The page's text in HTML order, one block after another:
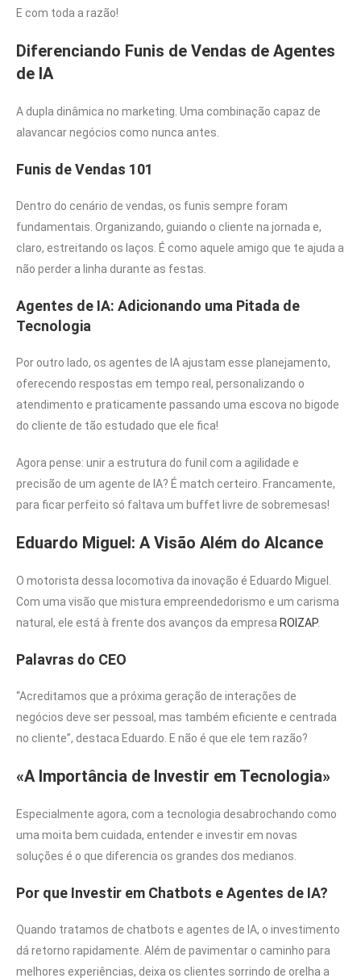
E com toda a razão!
Diferenciando Funis de Vendas de Agentes
de IA
A dupla dinâmica no marketing. Uma combinação capaz de
alavancar negócios como nunca antes.
Funis de Vendas 101
Dentro do cenário de vendas, os funis sempre foram
fundamentais. Organizando, guiando o cliente na jornada e,
claro, estreitando os laços. É como aquele amigo que te ajuda a
não perder a linha durante as festas.
Agentes de IA: Adicionando uma Pitada de
Tecnologia
Por outro lado, os agentes de IA ajustam esse planejamento,
oferecendo respostas em tempo real, personalizando o
atendimento e praticamente passando uma escova no bigode
do cliente de tão estudado que ele fica!
Agora pense: unir a estrutura do funil com a agilidade e
precisão de um agente de IA? É match certeiro. Francamente,
para ficar perfeito só faltava um buffet livre de sobremesas!
Eduardo Miguel: A Visão Além do Alcance
O motorista dessa locomotiva da inovação é Eduardo Miguel.
Com uma visão que mistura empreendedorismo e um carisma
natural, ele está à frente dos avanços da empresa ROIZAP.
Palavras do CEO
“Acreditamos que a próxima geração de interações de
negócios deve ser pessoal, mas também eficiente e centrada
no cliente”, destaca Eduardo. E não é que ele tem razão?
«A Importância de Investir em Tecnologia»
Especialmente agora, com a tecnologia desabrochando como
uma moita bem cuidada, entender e investir em novas
soluções é o que diferencia os grandes dos medianos.
Por que Investir em Chatbots e Agentes de IA?
Quando tratamos de chatbots e agentes de IA, o investimento
dá retorno rapidamente. Além de pavimentar o caminho para
melhores experiências, deixa os clientes sorrindo de orelha a